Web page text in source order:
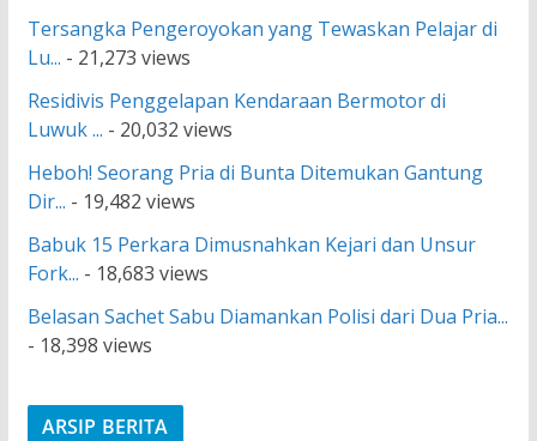
Tersangka Pengeroyokan yang Tewaskan Pelajar di
Lu... - 21,273 views
Residivis Penggelapan Kendaraan Bermotor di
Luwuk ... - 20,032 views
Heboh! Seorang Pria di Bunta Ditemukan Gantung
Dir... - 19,482 views
Babuk 15 Perkara Dimusnahkan Kejari dan Unsur
Fork... - 18,683 views
Belasan Sachet Sabu Diamankan Polisi dari Dua Pria...
- 18,398 views
ARSIP BERITA